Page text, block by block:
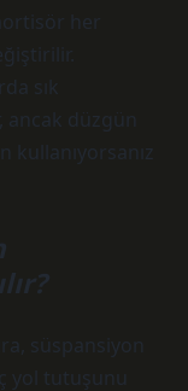
her
sık
ancak düzgün
kullanıyorsanız
süspansiyon
yol tutuşunu